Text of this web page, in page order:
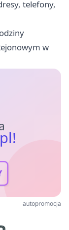
telefony,
w
autopromocja